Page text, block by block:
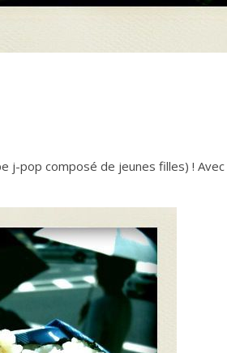
j-pop composé de jeunes filles) !